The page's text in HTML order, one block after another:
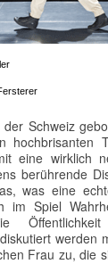
Schweiz
eine wirklich
berührende
was eine
im Spiel
werden
Frau zu, die